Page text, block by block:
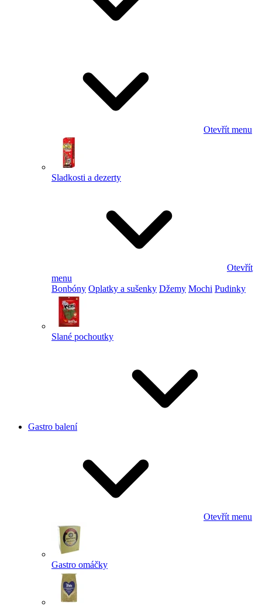
Otevřít menu
Sladkosti a dezerty
Otevřít
menu
Bonbóny Oplatky a sušenky Džemy Mochi Pudinky
Slané pochoutky
Gastro balení
Otevřít menu
Gastro omáčky